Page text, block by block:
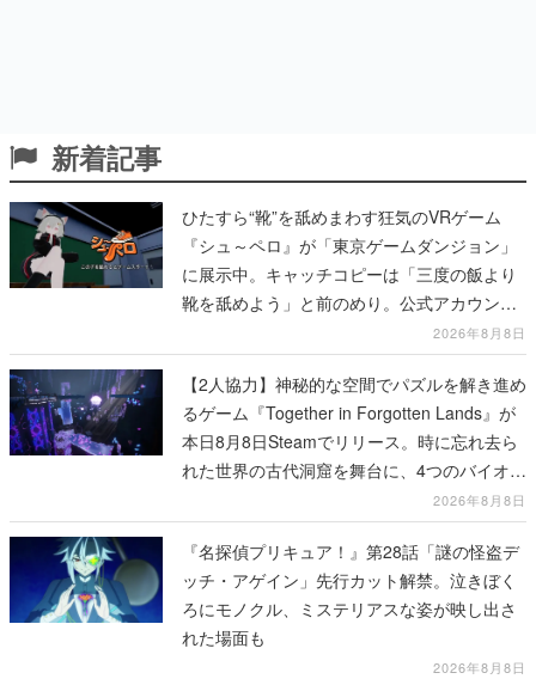
新着記事
ひたすら“靴”を舐めまわす狂気のVRゲーム
『シュ～ペロ』が「東京ゲームダンジョン」
に展示中。キャッチコピーは「三度の飯より
靴を舐めよう」と前のめり。公式アカウント
も開設され、2026年リリースに向けて開発中
2026年8月8日
【2人協力】神秘的な空間でパズルを解き進め
るゲーム『Together in Forgotten Lands』が
本日8月8日Steamでリリース。時に忘れ去ら
れた世界の古代洞窟を舞台に、4つのバイオー
2026年8月8日
『名探偵プリキュア！』第28話「謎の怪盗デ
ッチ・アゲイン」先行カット解禁。泣きぼく
ろにモノクル、ミステリアスな姿が映し出さ
れた場面も
2026年8月8日